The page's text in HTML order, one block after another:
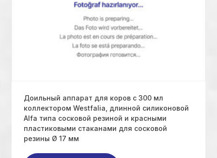
Доильный аппарат для коров с 300 мл
коллектором Westfalia, длинной силиконовой
Alfa типа сосковой резиной и красными
пластиковыми стаканами для сосковой
резины Ø 17 мм